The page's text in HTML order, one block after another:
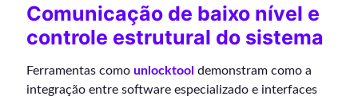
Comunicação de baixo nível e
controle estrutural do sistema
Ferramentas como unlocktool demonstram como a
integração entre software especializado e interfaces